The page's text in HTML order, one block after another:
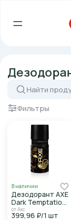
Фильтры
В наличии
Дезодорант AXE
Dark Temptation
д/муж 150мл
от Акс
399,96 ₽/1 шт